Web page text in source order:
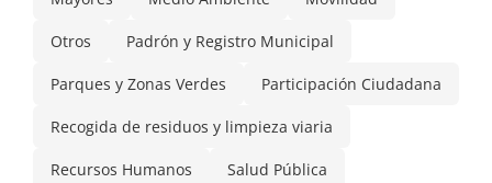
Otros Padrón y Registro Municipal
Parques y Zonas Verdes Participación Ciudadana
Recogida de residuos y limpieza viaria
Recursos Humanos Salud Pública